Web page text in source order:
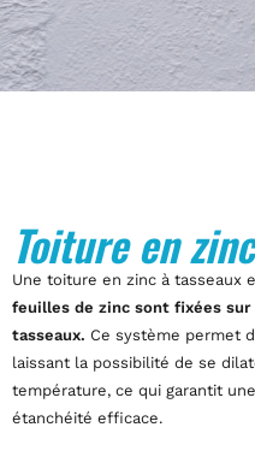
Toiture en
Une toiture en zinc à tasseaux
feuilles de zinc sont fixées
tasseaux. Ce système permet
laissant la possibilité de se
température, ce qui garantit
étanchéité efficace.